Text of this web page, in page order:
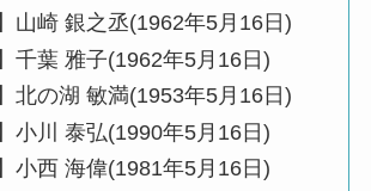
山崎 銀之丞(1962年5月16日)
千葉 雅子(1962年5月16日)
北の湖 敏満(1953年5月16日)
小川 泰弘(1990年5月16日)
小西 海偉(1981年5月16日)